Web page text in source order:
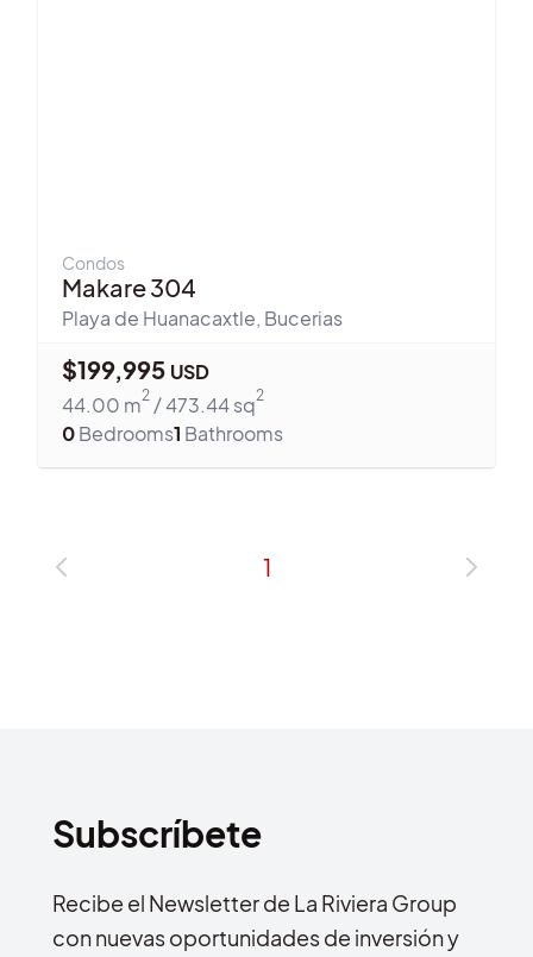
Condos
Makare 304
Playa de Huanacaxtle, Bucerias
$199,995 USD
44.00 m2 /473.44sq2
0Bedrooms1 Bathrooms
1
Subscríbete
Recibe el Newsletter de La Riviera Group
con nuevas oportunidades de inversión y